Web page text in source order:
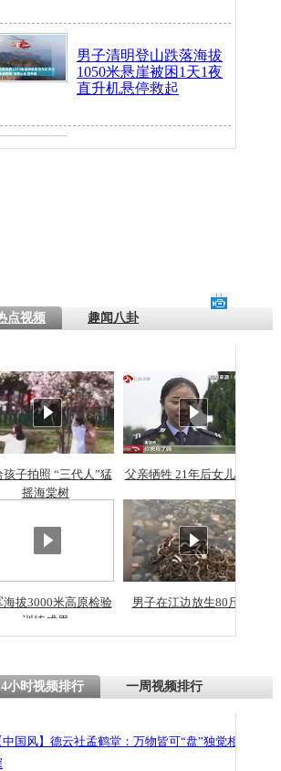
男子清明登山跌落海拔
1050米悬崖被困1天1夜
直升机悬停救起
探访传承四千年传统习
俗：近万民众为娥皇女
英省亲送行
小伙骑车逆行被查情绪
崩溃 网上回答崩溃原
四川兴文苗乡上万人欢
魂
点视频 趣闻八卦
孩子拍照 “三代人”猛
摇海棠树
父亲牺牲 21年后女儿从警
海拔3000米高原检验
训练成果
男子在江边放生80斤蛇
小时视频排行 一周视频排行
中国风】德云社孟鹤堂：万物皆可“盘”独觉相声